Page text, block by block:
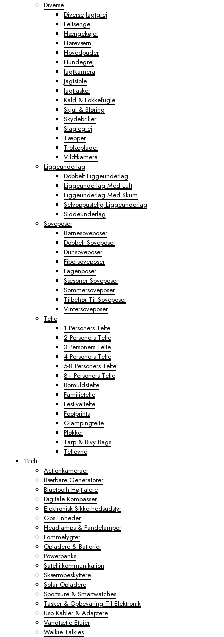
Diverse
Diverse Jagtgrej
Feltsenge
Hængekøjer
Høreværn
Hovedpuder
Hundegrej
Jagtkamera
Jagtstole
Jagttasker
Kald & Lokkefugle
Skjul & Sløring
Skydebriller
Slagtegrej
Tæpper
Trofæplader
Vildtkamera
Liggeunderlag
Dobbelt Liggeunderlag
Liggeunderlag Med Luft
Liggeunderlag Med Skum
Selvoppustelig Liggeunderlag
Siddeunderlag
Soveposer
Børnesoveposer
Dobbelt Soveposer
Dunsoveposer
Fibersoveposer
Lagenposer
Sæsoner Soveposer
Sommersoveposer
Tilbehør Til Soveposer
Vintersoveposer
Telte
1 Personers Telte
2 Personers Telte
3 Personers Telte
4 Personers Telte
5-8 Personers Telte
8+ Personers Telte
Bomuldstelte
Familietelte
Festivaltelte
Footprints
Glampingtelte
Pløkker
Tarp & Bivy Bags
Teltovne
Tech
Actionkameraer
Bærbare Generatorer
Bluetooth Højttalere
Digitale Kompasser
Elektronisk Sikkerhedsudstyr
Gps Enheder
Headlamps & Pandelamper
Lommelygter
Opladere & Batterier
Powerbanks
Satellitkommunikation
Skærmbeskyttere
Solar Opladere
Sportsure & Smartwatches
Tasker & Opbevaring Til Elektronik
Usb Kabler & Adaptere
Vandtætte Etuier
Walkie Talkies